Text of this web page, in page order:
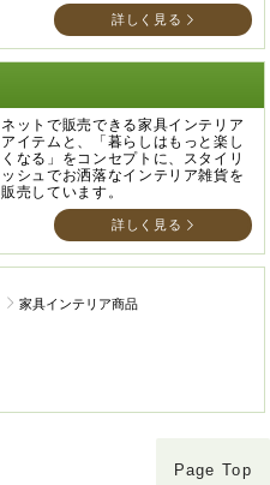
詳しく見る
ネットで販売できる家具インテリア
アイテムと、「暮らしはもっと楽し
くなる」をコンセプトに、スタイリ
ッシュでお洒落なインテリア雑貨を
販売しています。
詳しく見る
家具インテリア商品
Page Top